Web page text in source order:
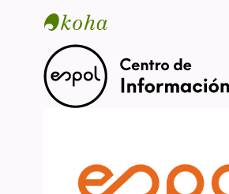
Catálogo en línea